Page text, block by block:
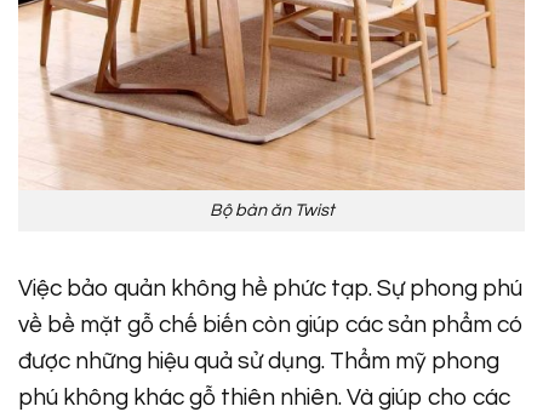
Bộ bàn ăn Twist
Việc bảo quản không hề phức tạp. Sự phong phú
về bề mặt gỗ chế biến còn giúp các sản phẩm có
được những hiệu quả sử dụng. Thẩm mỹ phong
phú không khác gỗ thiên nhiên. Và giúp cho các